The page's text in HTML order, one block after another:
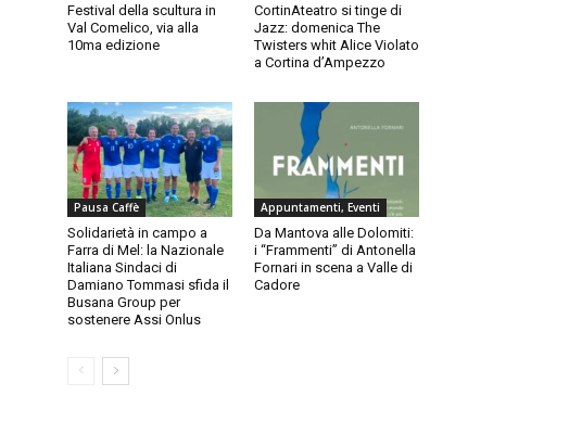
Festival della scultura in
Val Comelico, via alla
10ma edizione
CortinAteatro si tinge di
Jazz: domenica The
Twisters whit Alice Violato
a Cortina d’Ampezzo
Pausa Caffè
Solidarietà in campo a
Farra di Mel: la Nazionale
Italiana Sindaci di
Damiano Tommasi sfida il
Busana Group per
sostenere Assi Onlus
Appuntamenti, Eventi
Da Mantova alle Dolomiti:
i “Frammenti” di Antonella
Fornari in scena a Valle di
Cadore